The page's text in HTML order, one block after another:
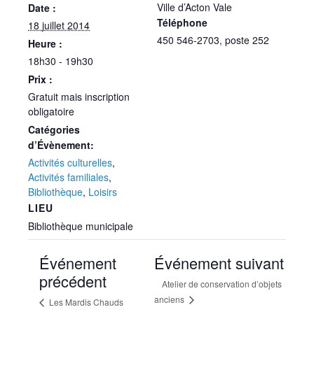
Date :
18 juillet 2014
Heure :
18h30 - 19h30
Prix :
Gratuit mais inscription
obligatoire
Catégories
d’Évènement:
Activités culturelles,
Activités familiales,
Bibliothèque, Loisirs
LIEU
Bibliothèque municipale
Ville d’Acton Vale
Téléphone
450 546-2703, poste 252
Événement
précédent
Les Mardis Chauds
Événement suivant
Atelier de conservation d’objets
anciens